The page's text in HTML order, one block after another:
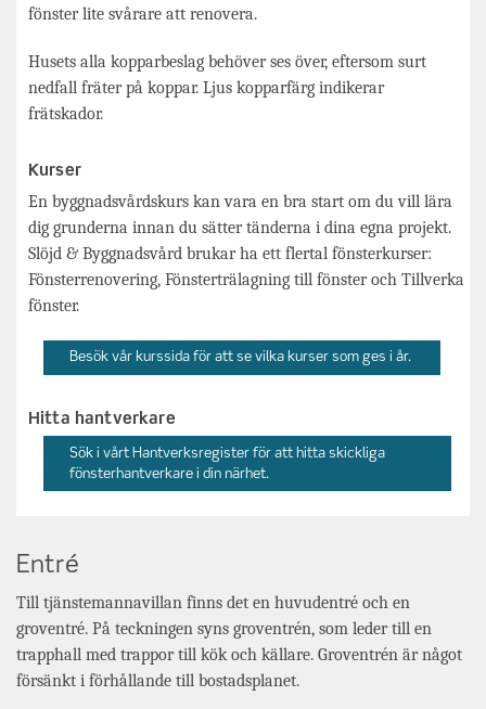
fönster lite svårare att renovera.
Husets alla kopparbeslag behöver ses över, eftersom surt
nedfall fräter på koppar. Ljus kopparfärg indikerar
frätskador.
Kurser
En byggnadsvårdskurs kan vara en bra start om du vill lära
dig grunderna innan du sätter tänderna i dina egna projekt.
Slöjd & Byggnadsvård brukar ha ett flertal fönsterkurser:
Fönsterrenovering, Fönsterträlagning till fönster och Tillverka
fönster.
Besök vår kurssida för att se vilka kurser som ges i år.
Hitta hantverkare
Sök i vårt Hantverksregister för att hitta skickliga
fönsterhantverkare i din närhet.
Entré
Till tjänstemannavillan finns det en huvudentré och en
groventré. På teckningen syns groventrén, som leder till en
trapphall med trappor till kök och källare. Groventrén är något
försänkt i förhållande till bostadsplanet.